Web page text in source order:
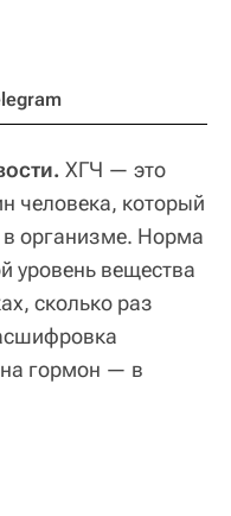
ХГЧ — это
человека, который
организме. Норма
уровень вещества
сколько раз
на гормон — в